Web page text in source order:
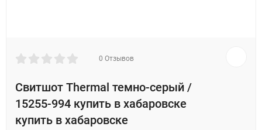
0 Отзывов
Свитшот Thermal темно-серый /
15255-994 купить в хабаровске
купить в хабаровске